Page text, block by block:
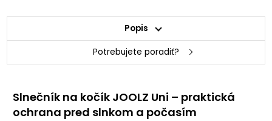
Popis
Potrebujete poradiť?
Slnečník na kočík JOOLZ Uni – praktická
ochrana pred slnkom a počasím